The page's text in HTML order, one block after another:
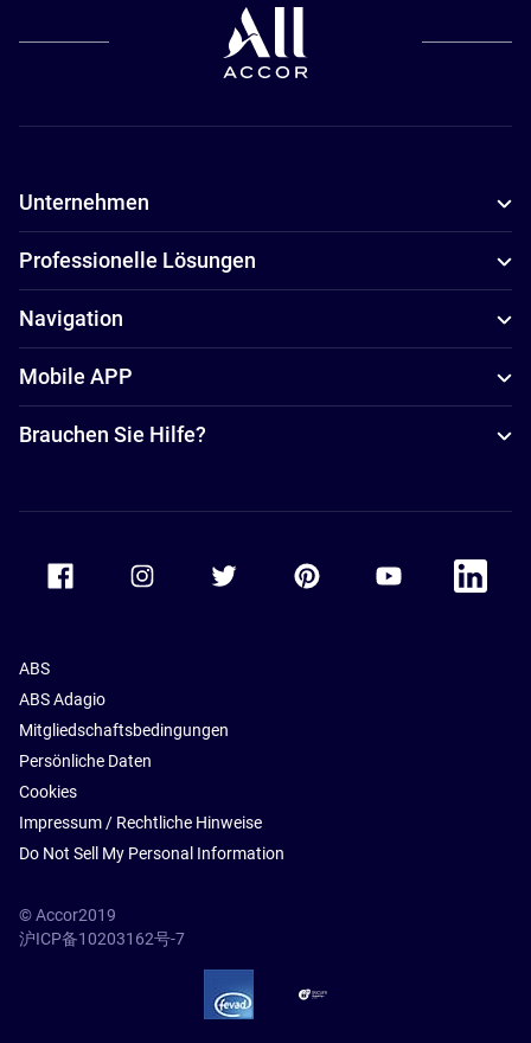
Unternehmen
Professionelle Lösungen
Navigation
Mobile APP
Brauchen Sie Hilfe?
Accor Facebook Accor TwitterAccor PinterestAccor Youtube
Accor
ABS
ABS Adagio
Mitgliedschaftsbedingungen
Persönliche Daten
Cookies
Impressum / Rechtliche Hinweise
Do Not Sell My Personal Information
© Accor2019
沪ICP备10203162号-7